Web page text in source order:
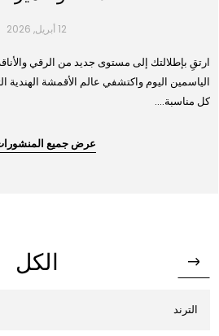
12 أبريل, 2026
ارتقِ بإطلالتك إلى مستوى جديد من الرقي
الياسمين اليوم واكتشفي عالم الأقمشة
كل مناسبة....
عرض جميع
الكل